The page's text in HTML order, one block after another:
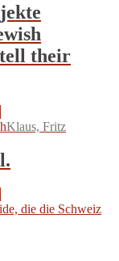
their
Klaus, Fritz